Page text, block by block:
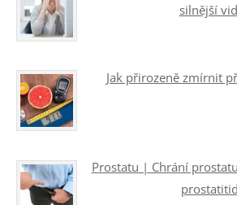
silnější
Jak přirozeně zmírnit
Prostatu | Chrání